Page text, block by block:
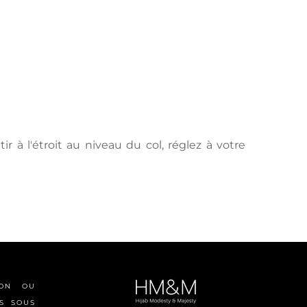
OU
SOUS
à l'étroit au niveau du col, réglez à votre